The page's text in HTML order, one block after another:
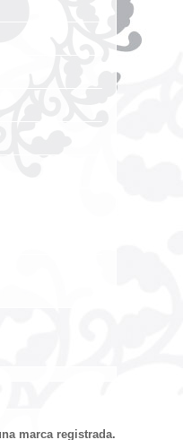
marca registrada.